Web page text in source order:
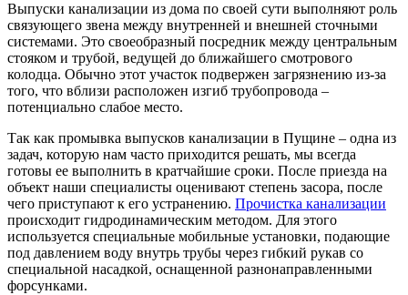
Выпуски канализации из дома по своей сути выполняют роль
связующего звена между внутренней и внешней сточными
системами. Это своеобразный посредник между центральным
стояком и трубой, ведущей до ближайшего смотрового
колодца. Обычно этот участок подвержен загрязнению из-за
того, что вблизи расположен изгиб трубопровода –
потенциально слабое место.
Так как промывка выпусков канализации в Пущине – одна из
задач, которую нам часто приходится решать, мы всегда
готовы ее выполнить в кратчайшие сроки. После приезда на
объект наши специалисты оценивают степень засора, после
чего приступают к его устранению. Прочистка канализации
происходит гидродинамическим методом. Для этого
используется специальные мобильные установки, подающие
под давлением воду внутрь трубы через гибкий рукав со
специальной насадкой, оснащенной разнонаправленными
форсунками.